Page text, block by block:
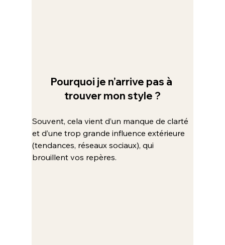
Pourquoi je n’arrive pas à
trouver mon style ?
Souvent, cela vient d’un manque de clarté
et d’une trop grande influence extérieure
(tendances, réseaux sociaux), qui
brouillent vos repères.